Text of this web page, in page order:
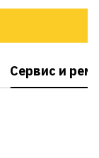
Сервис и